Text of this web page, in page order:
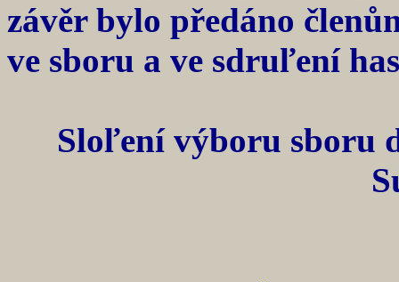
závěr bylo předáno
ve sboru a ve sdruľení
Sloľení výboru sboru